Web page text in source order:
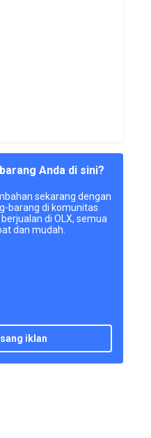
Anda di sini?
sekarang dengan
barang di komunitas
di OLX, semua
dan mudah.
iklan